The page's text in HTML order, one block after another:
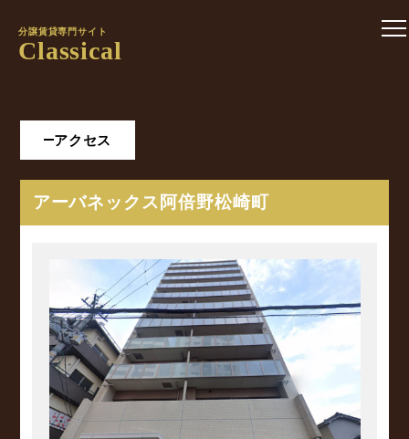
分譲賃貸専門サイト
Classical
アクセス
アーバネックス阿倍野松崎町